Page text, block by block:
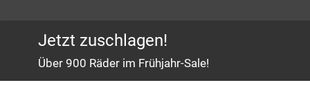
Jetzt zuschlagen!
Über 900 Räder im Frühjahr-Sale!